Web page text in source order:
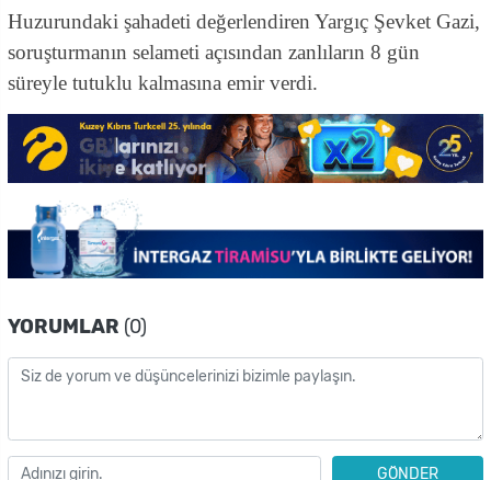
Huzurundaki şahadeti değerlendiren Yargıç Şevket Gazi,
soruşturmanın selameti açısından zanlıların 8 gün
süreyle tutuklu kalmasına emir verdi.
YORUMLAR (0)
GÖNDER